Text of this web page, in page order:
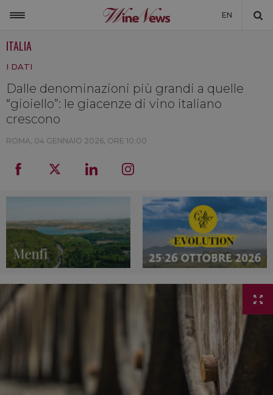
EN
NON SOLO VINO
LA CANTINA DI WINENEWS
DICONO DI NOI
ITALIA
I DATI
Dalle denominazioni più grandi a quelle
“gioiello”: le giacenze di vino italiano
crescono
ROMA, 04 GENNAIO 2026, ORE 10:00